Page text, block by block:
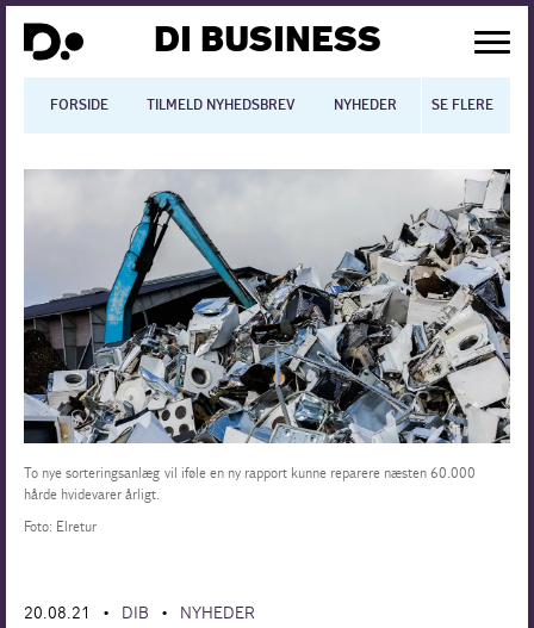
DI BUSINESS
FORSIDE TILMELD NYHEDSBREV NYHEDER BLOGS
SE FLERE
Dansk økonomi
Digitalisering
International økonomi
Arbejdsmiljø
Arbejdsmarkedet
Uddannelse
Europapolitik
To nye sorteringsanlæg vil iføle en ny rapport kunne reparere næsten 60.000
hårde hvidevarer årligt.
Foto: Elretur
20.08.21 • DIB • NYHEDER